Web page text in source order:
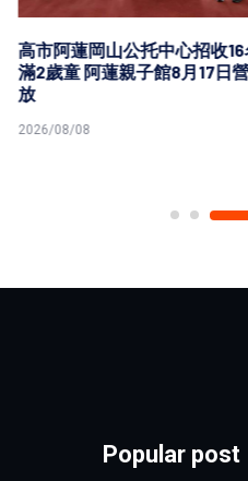
高市阿蓮岡山公托中心招收16名
滿2歲童 阿蓮親子館8月17日營運
2026/08/08
Popular post